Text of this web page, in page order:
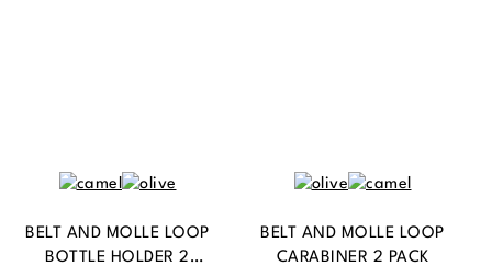
BELT AND MOLLE LOOP
BOTTLE HOLDER 2
BELT AND MOLLE LOOP
CARABINER 2 PACK